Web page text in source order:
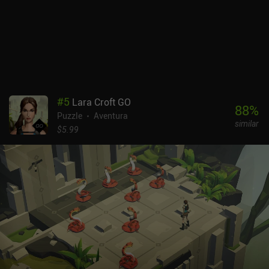
#5 Lara Croft GO
Puzzle
Aventura
$5.99
88%
similar